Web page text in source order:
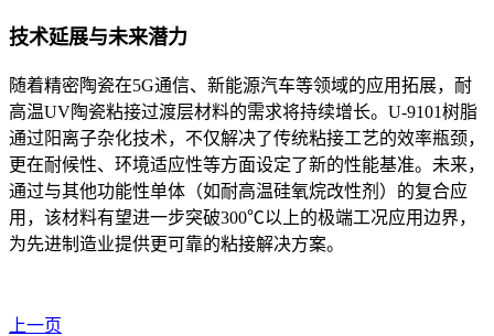
技术延展与未来潜力
随着精密陶瓷在5G通信、新能源汽车等领域的应用拓展，耐
高温UV陶瓷粘接过渡层材料的需求将持续增长。U-9101树脂
通过阳离子杂化技术，不仅解决了传统粘接工艺的效率瓶颈，
更在耐候性、环境适应性等方面设定了新的性能基准。未来，
通过与其他功能性单体（如耐高温硅氧烷改性剂）的复合应
用，该材料有望进一步突破300℃以上的极端工况应用边界，
为先进制造业提供更可靠的粘接解决方案。
上一页